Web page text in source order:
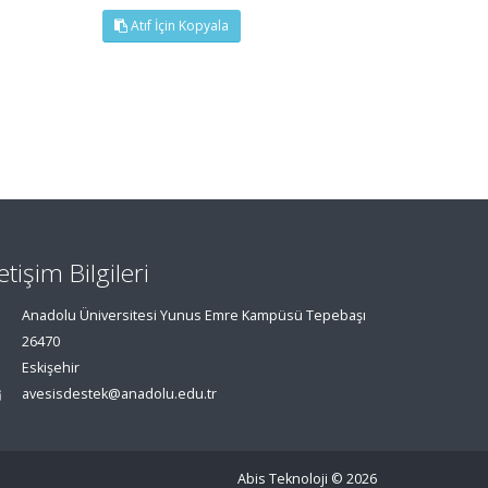
Atıf İçin Kopyala
Bilgileri
Anadolu Üniversitesi Yunus Emre Kampüsü Tepebaşı
26470
Eskişehir
avesisdestek@anadolu.edu.tr
Abis Teknoloji © 2026